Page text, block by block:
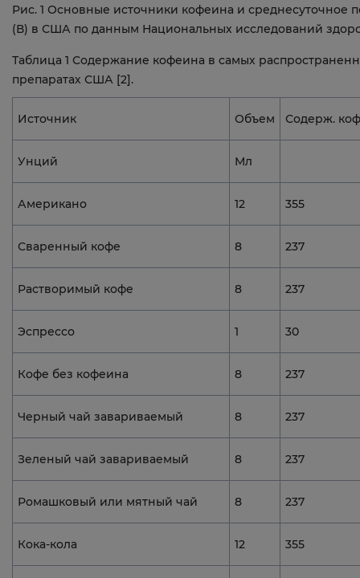
Рис. 1 Основные источники кофеина и среднесуточное
(В) в США по данным Национальных исследований
Таблица 1 Содержание кофеина в самых
препаратах США [2].
Источник Объем Содерж.
Унций Мл
Американо 12 355
Сваренный кофе 8 237
Растворимый кофе 8 237
Эспрессо 1 30
Кофе без кофеина 8 237
Черный чай завариваемый 8 237
Зеленый чай завариваемый 8 237
Ромашковый или мятный чай 8 237
Кока-кола 12 355